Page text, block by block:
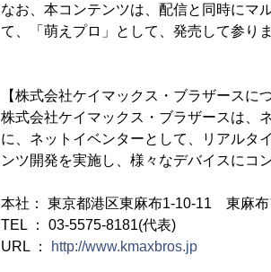
なお、本コンテンツは、配信と同時にマ
て、「萌えプロ」として、発売して参りま
【株式会社ケイマックス・ブラザースに
株式会社ケイマックス・ブラザースは、
に、ネットイベンターとして、リアルタ
ンツ開発を実施し、様々なデバイスにコ
本社： 東京都港区東麻布1-10-11 東麻
TEL ： 03-5575-8181(代表)
URL ：
http://www.kmaxbros.jp